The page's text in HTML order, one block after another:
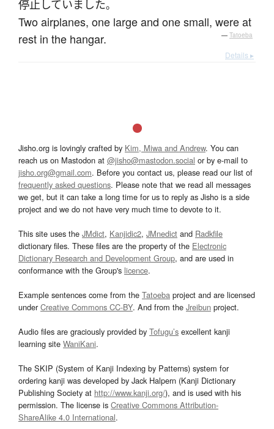
停止 していました。
Two airplanes, one large and one small, were at
rest in the hangar.
— Tatoeba
Details ▸
Jisho.org is lovingly crafted by Kim, Miwa and Andrew. You can
reach us on Mastodon at @jisho@mastodon.social or by e-mail to
jisho.org@gmail.com. Before you contact us, please read our list of
frequently asked questions. Please note that we read all messages
we get, but it can take a long time for us to reply as Jisho is a side
project and we do not have very much time to devote to it.
This site uses the JMdict, Kanjidic2, JMnedict and Radkfile
dictionary files. These files are the property of the Electronic
Dictionary Research and Development Group, and are used in
conformance with the Group's licence.
Example sentences come from the Tatoeba project and are licensed
underCreative Commons CC-BY. And from the Jreibun project.
Audio files are graciously provided by Tofugu’s excellent kanji
learning site WaniKani.
The SKIP (System of Kanji Indexing by Patterns) system for
ordering kanji was developed by Jack Halpern (Kanji Dictionary
Publishing Society at http://www.kanji.org/), and is used with his
permission. The license is Creative Commons Attribution-
ShareAlike 4.0 International.